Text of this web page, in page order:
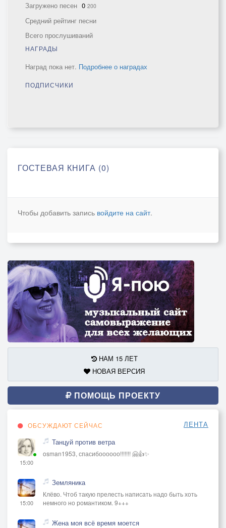
Загружено песен 0 200
Средний рейтинг песни
Всего прослушиваний
НАГРАДЫ
Наград пока нет. Подробнее о наградах
ПОДПИСЧИКИ
ГОСТЕВАЯ КНИГА (0)
Чтобы добавить запись войдите на сайт.
НАМ 15 ЛЕТ
НОВАЯ ВЕРСИЯ
ПОМОЩЬ ПРОЕКТУ
ОБСУЖДАЮТ СЕЙЧАС ЛЕНТА
15:00
Танцуй против ветра
osman1953, спасибоооооо!!!!!!! 🤗👍✨
15:00
Земляника
Клёво. Чтоб такую прелесть написать надо быть хоть
немного но романтиком. 9+++
Жена моя всё время моется